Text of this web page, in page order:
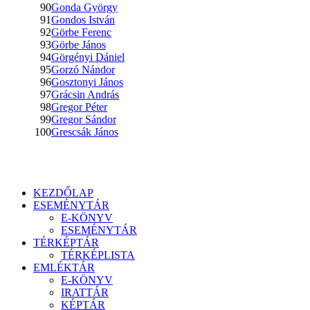
90Gonda György
91Gondos István
92Görbe Ferenc
93Görbe János
94Görgényi Dániel
95Gorzó Nándor
96Gosztonyi János
97Grácsin András
98Gregor Péter
99Gregor Sándor
100Grescsák János
KEZDŐLAP
ESEMÉNYTÁR
E-KÖNYV
ESEMÉNYTÁR
TÉRKÉPTÁR
TÉRKÉPLISTA
EMLÉKTÁR
E-KÖNYV
IRATTÁR
KÉPTÁR